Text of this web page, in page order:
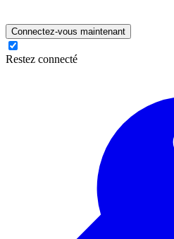
Connectez-vous maintenant
Restez connecté